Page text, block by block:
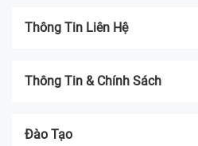
Thông Tin Liên Hệ
Thông Tin & Chính Sách
Đào Tạo